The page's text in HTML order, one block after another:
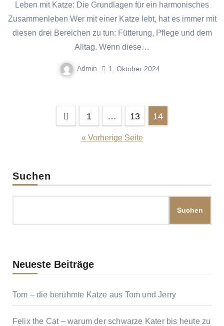
Leben mit Katze: Die Grundlagen für ein harmonisches
Zusammenleben Wer mit einer Katze lebt, hat es immer mit
diesen drei Bereichen zu tun: Fütterung, Pflege und dem
Alltag. Wenn diese…
Admin 1. Oktober 2024
Seitennummerierung
1 … 13 14
« Vorherige Seite
Suchen
Suchen
Neueste Beiträge
Tom – die berühmte Katze aus Tom und Jerry
Felix the Cat – warum der schwarze Kater bis heute zu